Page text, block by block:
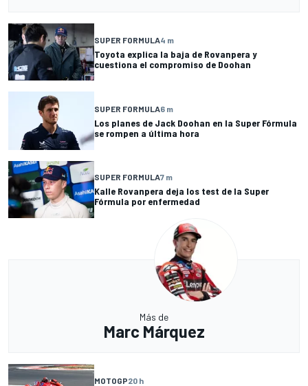
SUPER FORMULA4 m
Toyota explica la baja de Rovanpera y
cuestiona el compromiso de Doohan
SUPER FORMULA6 m
Los planes de Jack Doohan en la Super Fórmula
se rompen a última hora
SUPER FORMULA7 m
Kalle Rovanpera deja los test de la Super
Fórmula por enfermedad
Más de
Marc Márquez
MOTOGP20 h